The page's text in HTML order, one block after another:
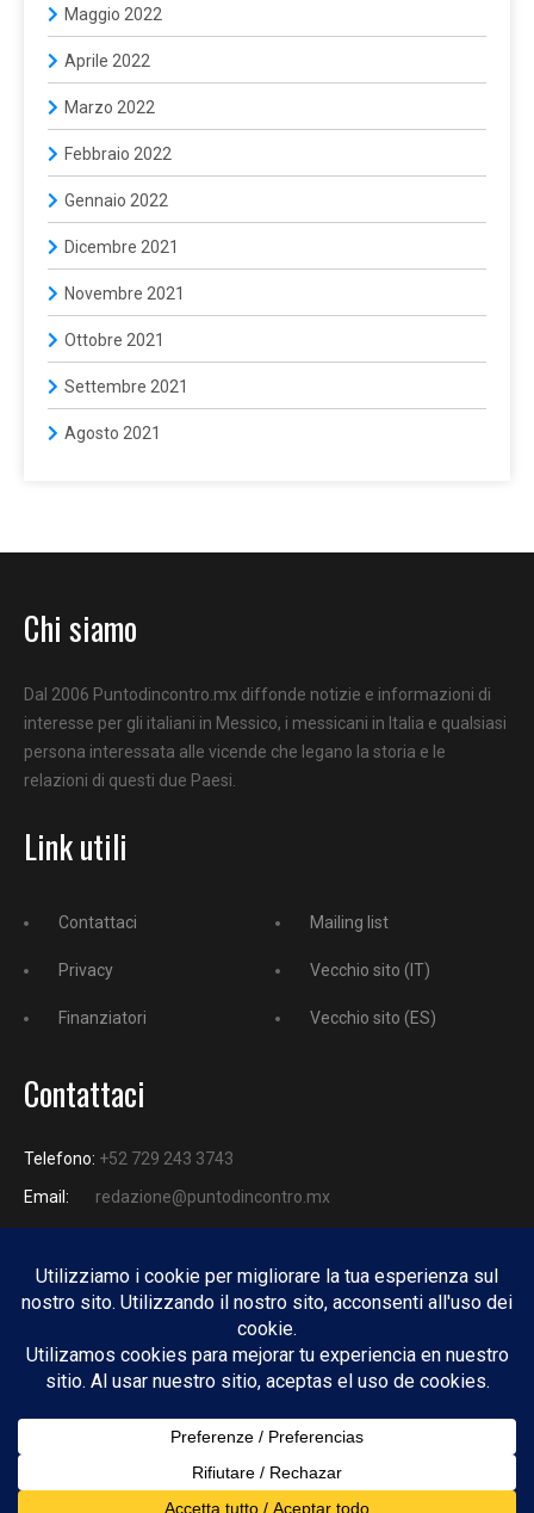
Maggio 2022
Aprile 2022
Marzo 2022
Febbraio 2022
Gennaio 2022
Dicembre 2021
Novembre 2021
Ottobre 2021
Settembre 2021
Agosto 2021
Chi siamo
Dal 2006 Puntodincontro.mx diffonde notizie e informazioni di
interesse per gli italiani in Messico, i messicani in Italia e qualsiasi
persona interessata alle vicende che legano la storia e le
relazioni di questi due Paesi.
Link utili
Contattaci
Privacy
Finanziatori
Mailing list
Vecchio sito (IT)
Vecchio sito (ES)
Contattaci
Telefono: +52 729 243 3743
Email:
redazione@puntodincontro.mx
PUNTODINCONTRO
Copyright © 2025 Puntodincontro